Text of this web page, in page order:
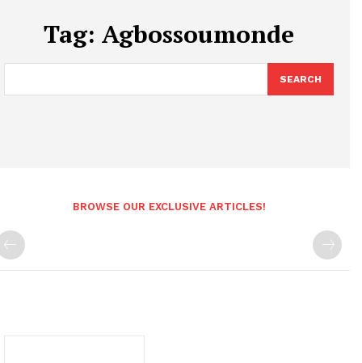
Tag: Agbossoumonde
SEARCH
BROWSE OUR EXCLUSIVE ARTICLES!